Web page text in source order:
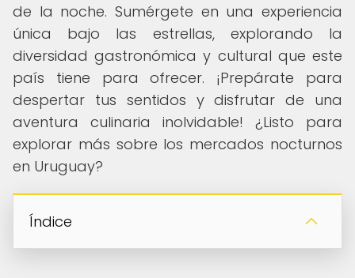
de la noche. Sumérgete en una experiencia
única bajo las estrellas, explorando la
diversidad gastronómica y cultural que este
país tiene para ofrecer. ¡Prepárate para
despertar tus sentidos y disfrutar de una
aventura culinaria inolvidable! ¿Listo para
explorar más sobre los mercados nocturnos
en Uruguay?
Índice